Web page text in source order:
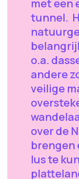
met een
tunnel.
o.a.
andere
veilige
over de
brengen
lus te